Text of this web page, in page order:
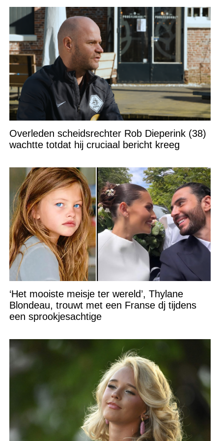
Overleden scheidsrechter Rob Dieperink (38)
wachtte totdat hij cruciaal bericht kreeg
‘Het mooiste meisje ter wereld’, Thylane
Blondeau, trouwt met een Franse dj tijdens
een sprookjesachtige